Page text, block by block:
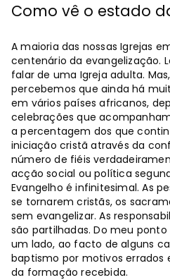
Como vê o estado
A maioria das nossas Igrejas
centenário da evangelização.
falar de uma Igreja adulta.
percebemos que ainda há
em vários países africanos,
celebrações que
a percentagem dos que
iniciação cristã através da
número de fiéis
acção social ou política
Evangelho é infinitesimal. As
se tornarem cristãs, os
sem evangelizar. As
são partilhadas. Do meu
um lado, ao facto de alguns
baptismo por motivos errados
da formação recebida.